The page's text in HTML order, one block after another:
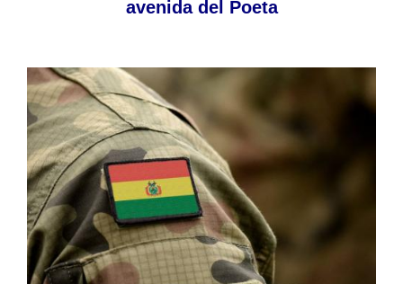
avenida del Poeta